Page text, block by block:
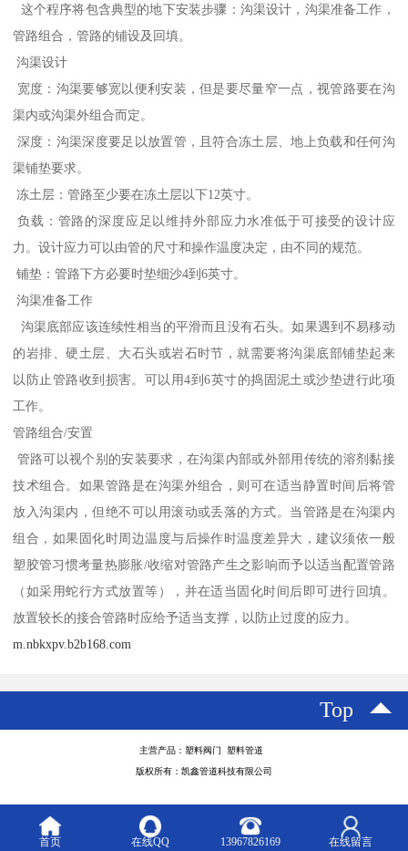
这个程序将包含典型的地下安装步骤：沟渠设计，沟渠准备工作，
管路组合，管路的铺设及回填。
沟渠设计
宽度：沟渠要够宽以便利安装，但是要尽量窄一点，视管路要在沟
渠内或沟渠外组合而定。
深度：沟渠深度要足以放置管，且符合冻土层、地上负载和任何沟
渠铺垫要求。
冻土层：管路至少要在冻土层以下12英寸。
负载：管路的深度应足以维持外部应力水准低于可接受的设计应
力。设计应力可以由管的尺寸和操作温度决定，由不同的规范。
铺垫：管路下方必要时垫细沙4到6英寸。
沟渠准备工作
沟渠底部应该连续性相当的平滑而且没有石头。如果遇到不易移动
的岩排、硬土层、大石头或岩石时节，就需要将沟渠底部铺垫起来
以防止管路收到损害。可以用4到6英寸的捣固泥土或沙垫进行此项
工作。
管路组合/安置
管路可以视个别的安装要求，在沟渠内部或外部用传统的溶剂黏接
技术组合。如果管路是在沟渠外组合，则可在适当静置时间后将管
放入沟渠内，但绝不可以用滚动或丢落的方式。当管路是在沟渠内
组合，如果固化时周边温度与后操作时温度差异大，建议须依一般
塑胶管习惯考量热膨胀/收缩对管路产生之影响而予以适当配置管路
（如采用蛇行方式放置等），并在适当固化时间后即可进行回填。
放置较长的接合管路时应给予适当支撑，以防止过度的应力。
m.nbkxpv.b2b168.com
Top
主营产品：塑料阀门 塑料管道
版权所有：凯鑫管道科技有限公司
首页 在线QQ 13967826169 在线留言